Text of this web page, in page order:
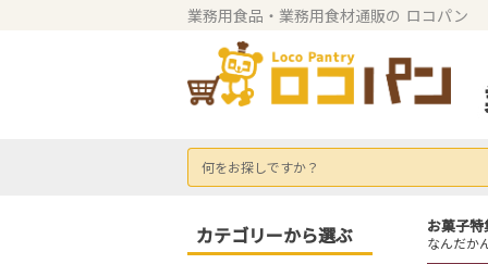
業務用食品・業務用食材通販の ロコパン
何をお探しですか？
お菓子特
なんだか
カテゴリーから選ぶ